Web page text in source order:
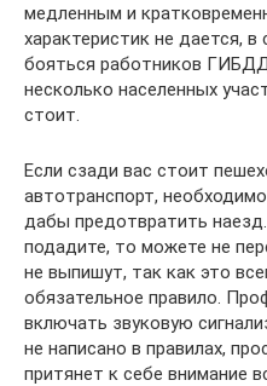
медленным и
характеристик не дается,
бояться работников
несколько населенных
стоит.
Если сзади вас стоит
автотранспорт,
дабы предотвратить
подадите, то можете не
не выпишут, так как это
обязательное правило.
включать звуковую
не написано в правилах,
притянет к себе внимание